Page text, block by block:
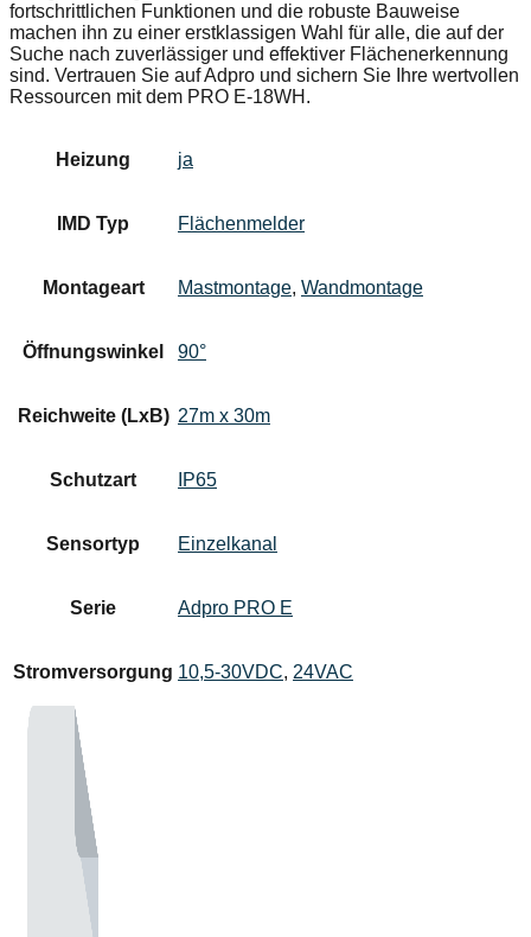
fortschrittlichen Funktionen und die robuste Bauweise
machen ihn zu einer erstklassigen Wahl für alle, die auf der
Suche nach zuverlässiger und effektiver Flächenerkennung
sind. Vertrauen Sie auf Adpro und sichern Sie Ihre wertvollen
Ressourcen mit dem PRO E-18WH.
Heizung ja
IMD Typ Flächenmelder
Montageart Mastmontage, Wandmontage
Öffnungswinkel 90°
Reichweite (LxB) 27m x 30m
Schutzart IP65
Sensortyp Einzelkanal
Serie Adpro PRO E
Stromversorgung 10,5-30VDC, 24VAC